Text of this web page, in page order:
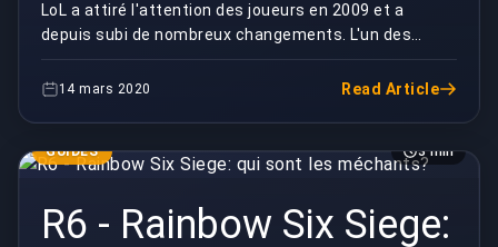
LoL a attiré l'attention des joueurs en 2009 et a
depuis subi de nombreux changements. L'un des
changements que le jeu et ses joueurs ont connu est
u...14 mars 2020 Read Article
GUIDES 3 min
R6 - Rainbow Six Siege: